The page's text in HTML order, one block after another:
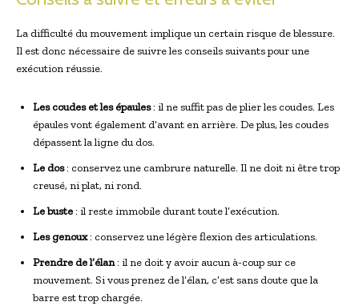
La difficulté du mouvement implique un certain risque de blessure.
Il est donc nécessaire de suivre les conseils suivants pour une
exécution réussie.
Les coudes et les épaules: il ne suffit pas de plier les coudes. Les
épaules vont également d’avant en arrière. De plus, les coudes
dépassent la ligne du dos.
Le dos: conservez une cambrure naturelle. Il ne doit ni être trop
creusé, ni plat, ni rond.
Le buste: il reste immobile durant toute l’exécution.
Les genoux: conservez une légère flexion des articulations.
Prendre de l’élan: il ne doit y avoir aucun à-coup sur ce
mouvement. Si vous prenez de l’élan, c’est sans doute que la
barre est trop chargée.